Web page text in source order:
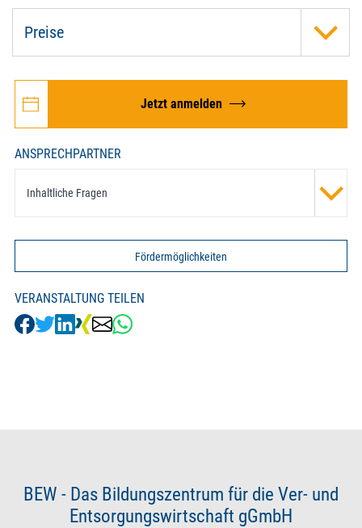
Preise
Jetzt anmelden
ANSPRECHPARTNER
Inhaltliche Fragen
Fördermöglichkeiten
VERANSTALTUNG TEILEN
BEW - Das Bildungszentrum für die Ver- und
Entsorgungswirtschaft gGmbH